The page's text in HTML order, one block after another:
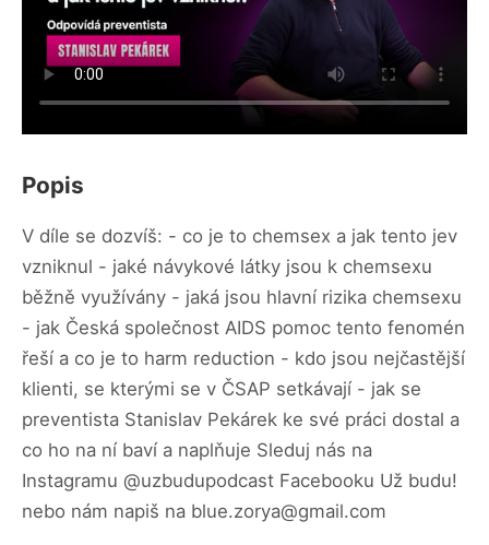
Popis
V díle se dozvíš: - co je to chemsex a jak tento jev
vzniknul - jaké návykové látky jsou k chemsexu
běžně využívány - jaká jsou hlavní rizika chemsexu
- jak Česká společnost AIDS pomoc tento fenomén
řeší a co je to harm reduction - kdo jsou nejčastější
klienti, se kterými se v ČSAP setkávají - jak se
preventista Stanislav Pekárek ke své práci dostal a
co ho na ní baví a naplňuje Sleduj nás na
Instagramu @uzbudupodcast Facebooku Už budu!
nebo nám napiš na blue.zorya@gmail.com